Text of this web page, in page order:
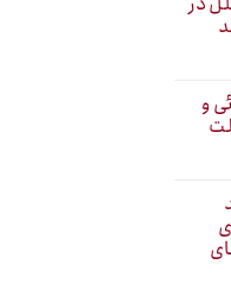
و